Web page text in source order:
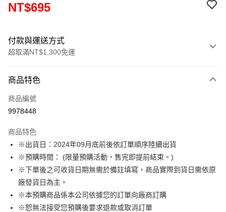
NT$695
付款與運送方式
超取滿NT$1,300免運
信用卡一次付款
超商取貨付款
Apple Pay
悠遊付
Google Pay
ATM付款
商品特色
商品編號
9978448
商品特色
※出貨日：2024年09月底前後依訂單順序陸續出貨
※預購時間： (限量預購活動，售完即提前結束。)
※下單後之可收貨日期無需於備註填寫，商品實際到貨日需依原
廠發貨日為主。
※本預購商品係本公司依據您的訂單向廠商訂購
※恕無法接受您預購後要求退款或取消訂單